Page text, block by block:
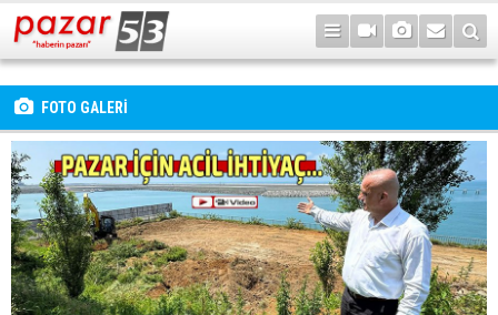
FOTO GALERİ